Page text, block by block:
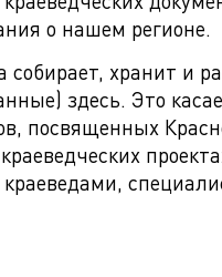
о нашем регионе.
хранит и
здесь. Это
посвященных